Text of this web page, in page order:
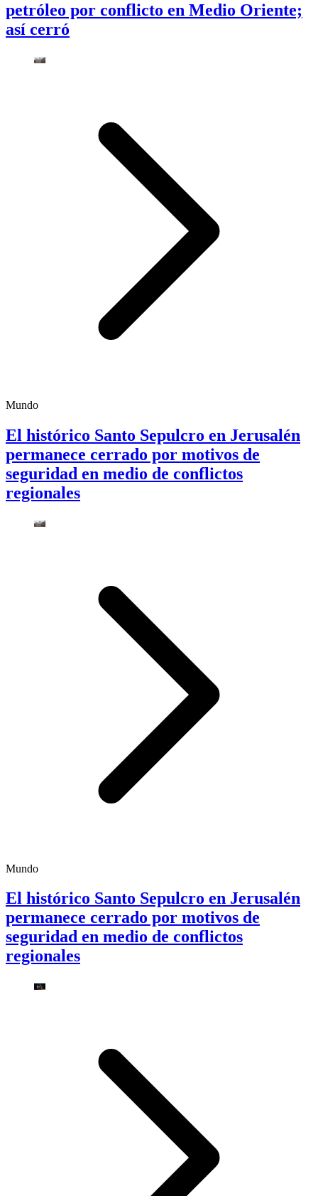
petróleo por conflicto en Medio Oriente;
así cerró
Mundo
El histórico Santo Sepulcro en Jerusalén
permanece cerrado por motivos de
seguridad en medio de conflictos
regionales
Mundo
El histórico Santo Sepulcro en Jerusalén
permanece cerrado por motivos de
seguridad en medio de conflictos
regionales